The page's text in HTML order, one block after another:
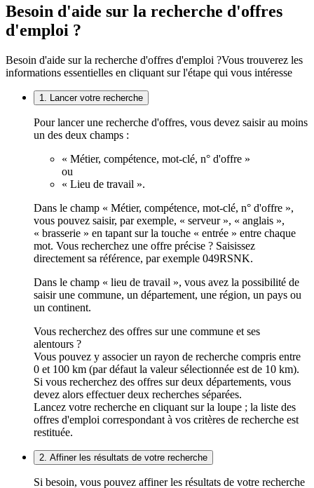
Besoin d'aide sur la recherche d'offres
d'emploi ?
Besoin d'aide sur la recherche d'offres d'emploi ?Vous trouverez les
informations essentielles en cliquant sur l'étape qui vous intéresse
1. Lancer votre recherche
Pour lancer une recherche d'offres, vous devez saisir au moins
un des deux champs :
« Métier, compétence, mot-clé, n° d'offre »
ou
« Lieu de travail ».
Dans le champ « Métier, compétence, mot-clé, n° d'offre »,
vous pouvez saisir, par exemple, « serveur », « anglais »,
« brasserie » en tapant sur la touche « entrée » entre chaque
mot. Vous recherchez une offre précise ? Saisissez
directement sa référence, par exemple 049RSNK.
Dans le champ « lieu de travail », vous avez la possibilité de
saisir une commune, un département, une région, un pays ou
un continent.
Vous recherchez des offres sur une commune et ses
alentours ?
Vous pouvez y associer un rayon de recherche compris entre
0 et 100 km (par défaut la valeur sélectionnée est de 10 km).
Si vous recherchez des offres sur deux départements, vous
devez alors effectuer deux recherches séparées.
Lancez votre recherche en cliquant sur la loupe ; la liste des
offres d'emploi correspondant à vos critères de recherche est
restituée.
2. Affiner les résultats de votre recherche
Si besoin, vous pouvez affiner les résultats de votre recherche